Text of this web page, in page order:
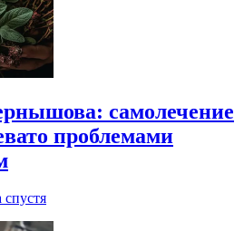
самолечение
проблемами
спустя